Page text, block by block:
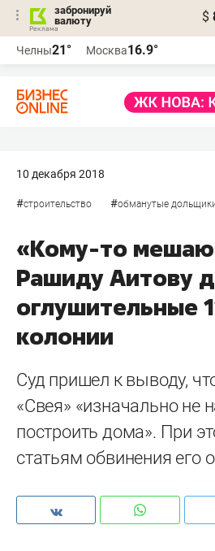
забронируй
валюту
$
Челны21° Москва16.9°
10 декабря 2018
#строительство #обманутые
«Кому-то
Рашиду Аитову
оглушительные
колонии
Суд пришел к выводу,
«Свея» «изначально не
построить дома». При
статьям обвинения его